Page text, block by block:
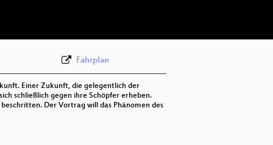
deu (todo)
Fahrplan
Einer Zukunft, die gelegentlich der
schließlich gegen ihre Schöpfer erheben.
Der Vortrag will das Phänomen des